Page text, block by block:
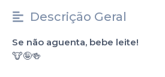
Descrição Geral
Se não aguenta, bebe leite!
🐮🤪🍻